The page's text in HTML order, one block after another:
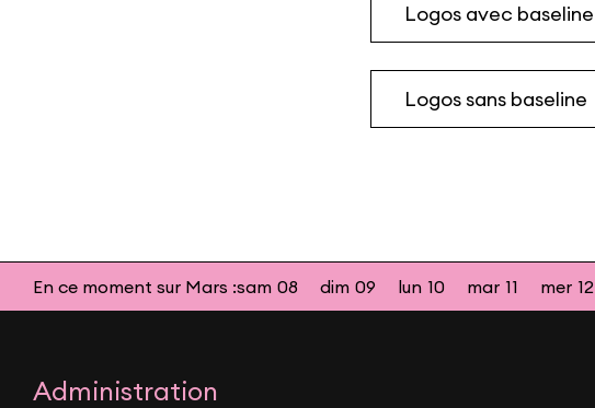
Logos avec baseline
Logos sans baseline
En ce moment sur Mars :sam 08 dim 09 lun 10 mar 11 mer 12
Administration